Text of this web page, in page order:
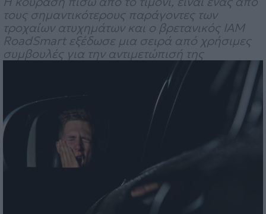
τους σημαντικότερους παράγοντες των
τροχαίων ατυχημάτων και ο βρετανικός IAM
RoadSmart εξέδωσε μια σειρά από χρήσιμες
συμβουλές για την αντιμετώπισή της